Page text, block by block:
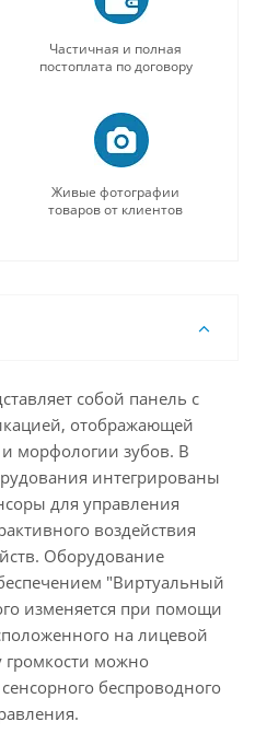
Частичная и полная
постоплата по договору
Живые фотографии
товаров от клиентов
собой панель с
отображающей
морфологии зубов. В
интегрированы
для управления
воздействия
Оборудование
"Виртуальный
изменяется при помощи
на лицевой
громкости можно
беспроводного